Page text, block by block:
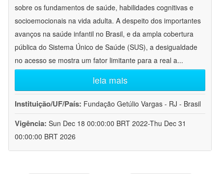
sobre os fundamentos de saúde, habilidades cognitivas e
socioemocionais na vida adulta. A despeito dos importantes
avanços na saúde infantil no Brasil, e da ampla cobertura
pública do Sistema Único de Saúde (SUS), a desigualdade
no acesso se mostra um fator limitante para a real a...
leia mais
Instituição/UF/País: Fundação Getúlio Vargas - RJ - Brasil
Vigência: Sun Dec 18 00:00:00 BRT 2022-Thu Dec 31
00:00:00 BRT 2026